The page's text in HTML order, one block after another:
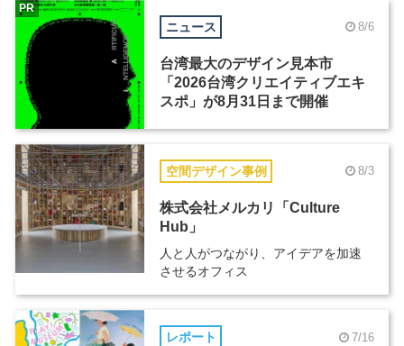
ニュース 8/6
台湾最大のデザイン見本市
「2026台湾クリエイティブエキ
スポ」が8月31日まで開催
PR
空間デザイン事例 8/3
株式会社メルカリ「Culture
Hub」
人と人がつながり、アイデアを加速
させるオフィス
レポート 7/16